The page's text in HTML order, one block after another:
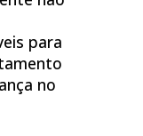
para
no